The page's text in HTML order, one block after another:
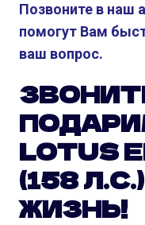
Позвоните в наш
помогут Вам
ваш вопрос.
LOTUS
(158
ЖИЗНЬ!